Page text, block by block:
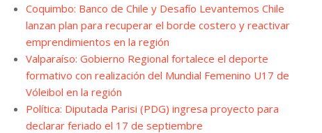
Coquimbo: Banco de Chile y Desafío Levantemos Chile
lanzan plan para recuperar el borde costero y reactivar
emprendimientos en la región
Valparaíso: Gobierno Regional fortalece el deporte
formativo con realización del Mundial Femenino U17 de
Vóleibol en la región
Política: Diputada Parisi (PDG) ingresa proyecto para
declarar feriado el 17 de septiembre